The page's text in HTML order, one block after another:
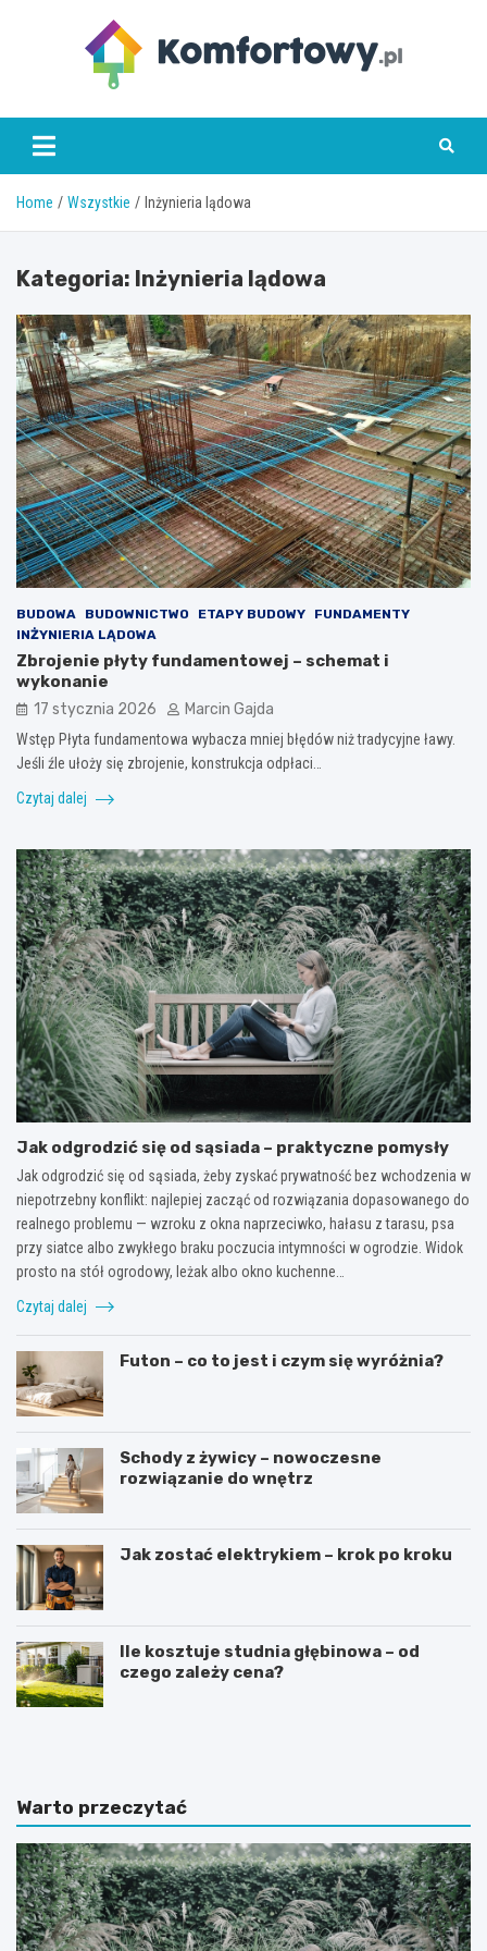
komfortowy.pl
Home Wszystkie Inżynieria lądowa
Kategoria: Inżynieria lądowa
BUDOWA BUDOWNICTWO ETAPY BUDOWY
FUNDAMENTY
INŻYNIERIA LĄDOWA
Zbrojenie płyty fundamentowej – schemat i
wykonanie
17 stycznia 2026 Marcin Gajda
Wstęp Płyta fundamentowa wybacza mniej błędów niż tradycyjne ławy.
Jeśli źle ułoży się zbrojenie, konstrukcja odpłaci…
Czytaj dalej
Jak odgrodzić się od sąsiada – praktyczne pomysły
Jak odgrodzić się od sąsiada, żeby zyskać prywatność bez wchodzenia w
niepotrzebny konflikt: najlepiej zacząć od rozwiązania dopasowanego do
realnego problemu — wzroku z okna naprzeciwko, hałasu z tarasu, psa
przy siatce albo zwykłego braku poczucia intymności w ogrodzie. Widok
prosto na stół ogrodowy, leżak albo okno kuchenne…
Czytaj dalej
Futon – co to jest i czym się wyróżnia?
Schody z żywicy – nowoczesne
rozwiązanie do wnętrz
Jak zostać elektrykiem – krok po kroku
Ile kosztuje studnia głębinowa – od
czego zależy cena?
J
p
ł
y
t
k
i
g
J
b
r
a
ć
i
d
e
Warto przeczytać